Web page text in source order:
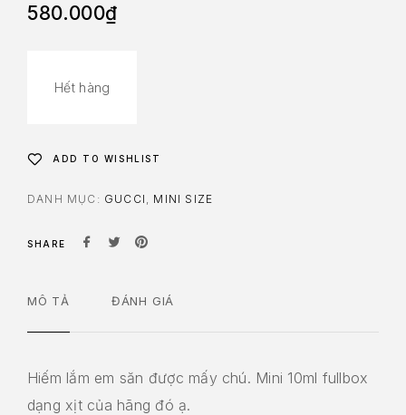
580.000₫
Hết hàng
ADD TO WISHLIST
DANH MỤC: GUCCI MINI SIZE
SHARE
MÔ TẢ ĐÁNH GIÁ
Hiếm lắm em săn được mấy chú. Mini 10ml fullbox
dạng xịt của hãng đó ạ.